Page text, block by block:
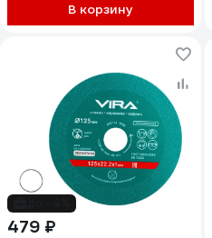
В корзину
479 ₽